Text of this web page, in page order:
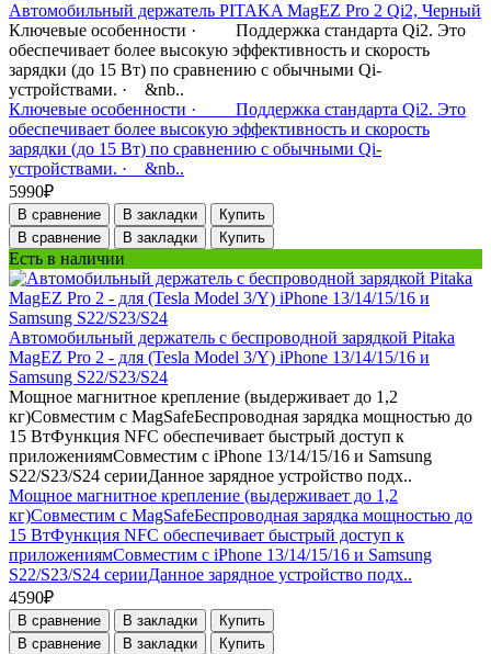
Автомобильный держатель PITAKA MagEZ Pro 2 Qi2, Черный
Ключевые особенности · Поддержка стандарта Qi2. Это
обеспечивает более высокую эффективность и скорость
зарядки (до 15 Вт) по сравнению с обычными Qi-
устройствами. · &nb..
Ключевые особенности · Поддержка стандарта Qi2. Это
обеспечивает более высокую эффективность и скорость
зарядки (до 15 Вт) по сравнению с обычными Qi-
устройствами. · &nb..
5990₽
В сравнение В закладки
Купить
В сравнение
В закладки Купить
Есть в наличии
Автомобильный держатель с беспроводной зарядкой Pitaka
MagEZ Pro 2 - для (Tesla Model 3/Y) iPhone 13/14/15/16 и
Samsung S22/S23/S24
Мощное магнитное крепление (выдерживает до 1,2
кг)Совместим с MagSafeБеспроводная зарядка мощностью до
15 ВтФункция NFC обеспечивает быстрый доступ к
приложениямСовместим с iPhone 13/14/15/16 и Samsung
S22/S23/S24 серииДанное зарядное устройство подх..
Мощное магнитное крепление (выдерживает до 1,2
кг)Совместим с MagSafeБеспроводная зарядка мощностью до
15 ВтФункция NFC обеспечивает быстрый доступ к
приложениямСовместим с iPhone 13/14/15/16 и Samsung
S22/S23/S24 серииДанное зарядное устройство подх..
4590₽
В сравнение В закладки
Купить
В сравнение
В закладки Купить